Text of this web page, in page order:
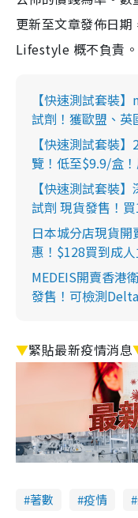
更新至文章發佈日
Lifestyle 概不負責
【快速測試套裝
試劑！獲歐盟、英
【快速測試套裝
覽！低至$9.9/盒
【快速測試套裝
試劑 現貨發售！
日本城分店現貨
惠！$128買到成
MEDEIS開賣香港
發售！可檢測
▼緊貼最新疫情消息
著數 疫情